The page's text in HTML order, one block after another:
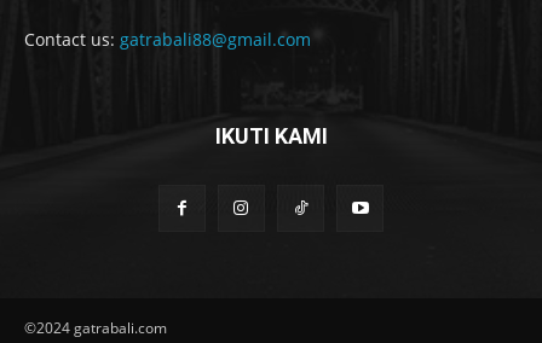
Contact us: gatrabali88@gmail.com
IKUTI KAMI
©2024 gatrabali.com